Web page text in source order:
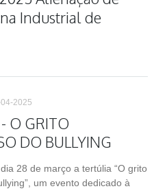
Industrial de
2025
O GRITO
DO BULLYING
28 de março a tertúlia “O grito
um evento dedicado à